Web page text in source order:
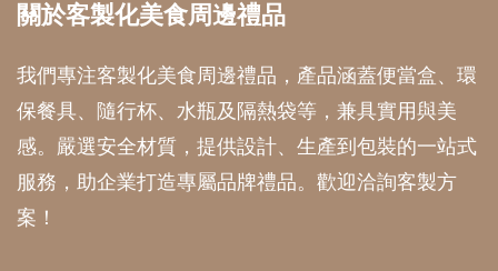
關於客製化美食周邊禮品
我們專注客製化美食周邊禮品，產品涵蓋便當盒、環
保餐具、隨行杯、水瓶及隔熱袋等，兼具實用與美
感。嚴選安全材質，提供設計、生產到包裝的一站式
服務，助企業打造專屬品牌禮品。歡迎洽詢客製方
案！